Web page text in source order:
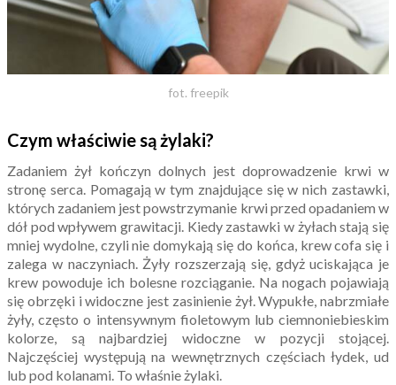
fot. freepik
Czym właściwie są żylaki?
Zadaniem żył kończyn dolnych jest doprowadzenie krwi w
stronę serca. Pomagają w tym znajdujące się w nich zastawki,
których zadaniem jest powstrzymanie krwi przed opadaniem w
dół pod wpływem grawitacji. Kiedy zastawki w żyłach stają się
mniej wydolne, czyli nie domykają się do końca, krew cofa się i
zalega w naczyniach. Żyły rozszerzają się, gdyż uciskająca je
krew powoduje ich bolesne rozciąganie. Na nogach pojawiają
się obrzęki i widoczne jest zasinienie żył. Wypukłe, nabrzmiałe
żyły, często o intensywnym fioletowym lub ciemnoniebieskim
kolorze, są najbardziej widoczne w pozycji stojącej.
Najczęściej występują na wewnętrznych częściach łydek, ud
lub pod kolanami. To właśnie żylaki.